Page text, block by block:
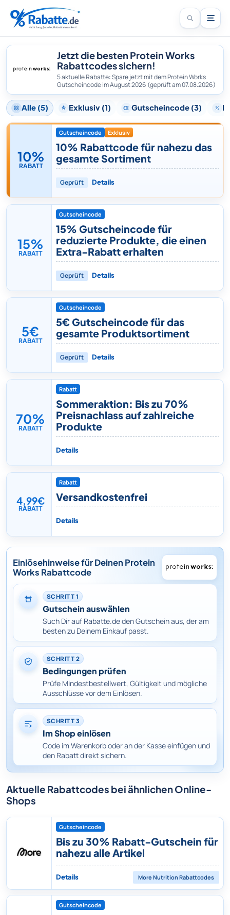
Jetzt die besten Protein Works
Rabattcodes sichern!
5 aktuelle Rabatte: Spare jetzt mit dem Protein Works
Gutscheincode im August 2026 (geprüft am 07.08.2026)
Alle (5) Exklusiv (1) Gutscheincode (3)
10%
RABATT
Gutscheincode Exklusiv
10% Rabattcode für nahezu das
gesamte Sortiment
Geprüft Details
15%
RABATT
Gutscheincode
15% Gutscheincode für
reduzierte Produkte, die einen
Extra-Rabatt erhalten
Geprüft Details
5€
RABATT
Gutscheincode
5€ Gutscheincode für das
gesamte Produktsortiment
Geprüft Details
70%
RABATT
Rabatt
Sommeraktion: Bis zu 70%
Preisnachlass auf zahlreiche
Produkte
Details
4,99€
RABATT
Rabatt
Versandkostenfrei
Details
Einlösehinweise für Deinen Protein
Works Rabattcode
SCHRITT 1
Gutschein auswählen
Such Dir auf Rabatte.de den Gutschein aus, der am
besten zu Deinem Einkauf passt.
SCHRITT 2
Bedingungen prüfen
Prüfe Mindestbestellwert, Gültigkeit und mögliche
Ausschlüsse vor dem Einlösen.
SCHRITT 3
Im Shop einlösen
Code im Warenkorb oder an der Kasse einfügen und
den Rabatt direkt sichern.
Aktuelle Rabattcodes bei ähnlichen Online-
Shops
Gutscheincode
Bis zu 30% Rabatt-Gutschein für
nahezu alle Artikel
Details More NutritionRabattcodes
Gutscheincode